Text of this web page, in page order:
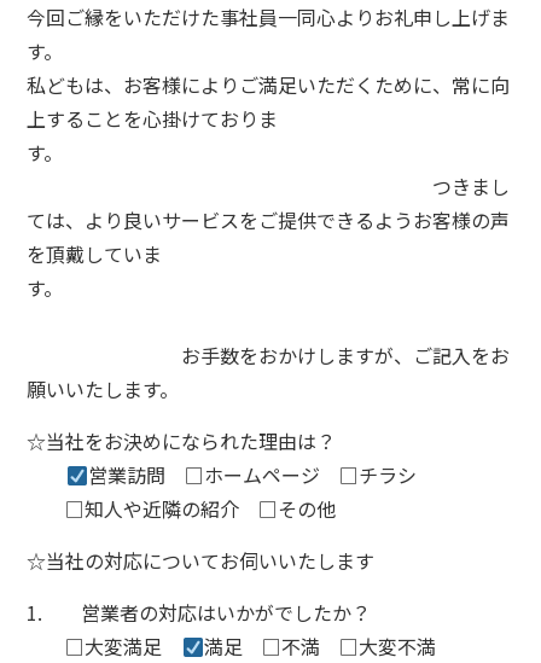
今回ご縁をいただけた事社員一同心よりお礼申し上げま
す。
私どもは、お客様によりご満足いただくために、常に向
上することを心掛けておりま
す。
つきまし
ては、より良いサービスをご提供できるようお客様の声
を頂戴していま
す。
お手数をおかけしますが、ご記入をお
願いいたします。
☆当社をお決めになられた理由は？
営業訪問 □ホームページ □チラシ
□知人や近隣の紹介 □その他
☆当社の対応についてお伺いいたします
1. 営業者の対応はいかがでしたか？
□大変満足
満足 □不満 □大変不満